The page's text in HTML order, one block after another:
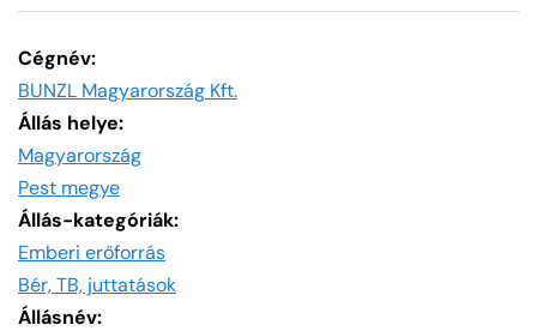
Cégnév:
BUNZL Magyarország Kft.
Állás helye:
Magyarország
Pest megye
Állás-kategóriák:
Emberi erőforrás
Bér, TB, juttatások
Állásnév: